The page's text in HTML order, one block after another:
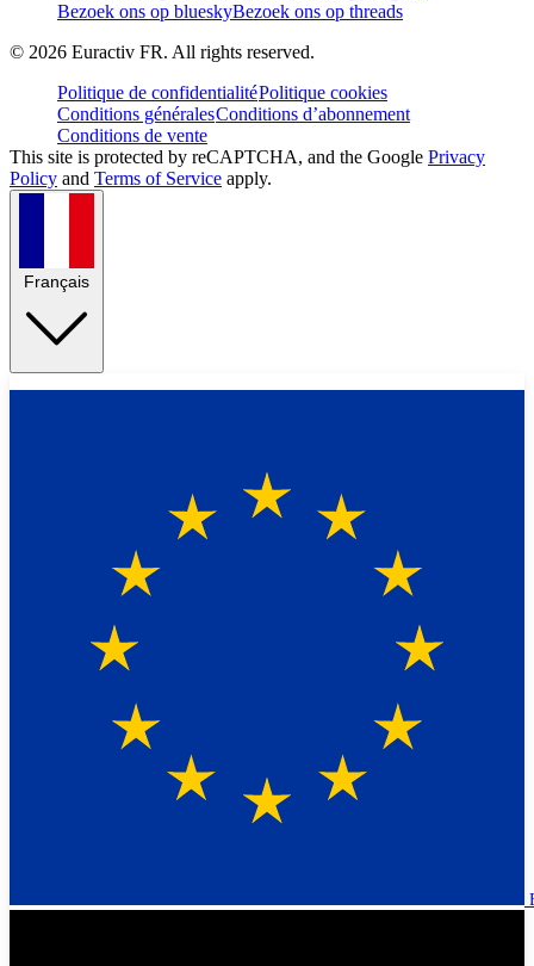
Bezoek ons op blueskyBezoek ons op threads
© 2026 Euractiv FR. All rights reserved.
Politique de confidentialitéPolitique cookies
Conditions généralesConditions d’abonnement
Conditions de vente
This site is protected by reCAPTCHA, and the Google Privacy
Policy and Terms of Service apply.
Français